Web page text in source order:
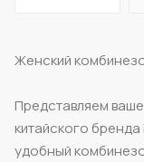
Женский
Представляем
китайского
удобный